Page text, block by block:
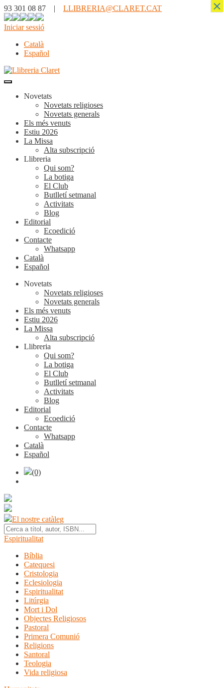
93 301 08 87 | LLIBRERIA@CLARET.CAT
Iniciar sessió
Català
Español
Novetats
Novetats religioses
Novetats generals
Els més venuts
Estiu 2026
La Missa
Alta subscripció
Llibreria
Qui som?
La botiga
El Club
Butlletí setmanal
Activitats
Blog
Editorial
Ecoedició
Contacte
Whatsapp
Català
Español
Novetats
Novetats religioses
Novetats generals
Els més venuts
Estiu 2026
La Missa
Alta subscripció
Llibreria
Qui som?
La botiga
El Club
Butlletí setmanal
Activitats
Blog
Editorial
Ecoedició
Contacte
Whatsapp
Català
Español
(0)
El nostre catàleg
Espiritualitat
Bíblia
Catequesi
Cristologia
Eclesiologia
Espiritualitat
Litúrgia
Mort i Dol
Objectes Religiosos
Pastoral
Primera Comunió
Religions
Santoral
Teologia
Vida religiosa
×